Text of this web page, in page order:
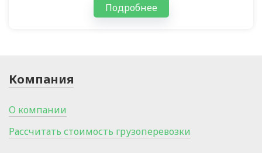
Подробнее
Компания
О компании
Рассчитать стоимость грузоперевозки